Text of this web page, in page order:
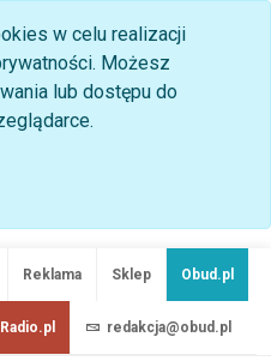
w celu realizacji
Możesz
lub dostępu do
Reklama Sklep Obud.pl
redakcja@obud.pl